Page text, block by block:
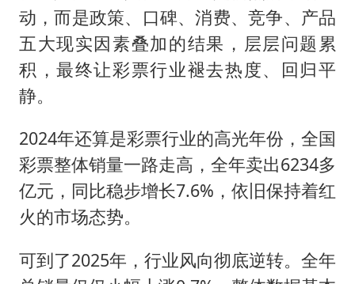
夯实基础开新局
动，而是政策、口碑、消费、竞争、产品
五大现实因素叠加的结果，层层问题累
积，最终让彩票行业褪去热度、回归平
静。
2024年还算是彩票行业的高光年份，全国
彩票整体销量一路走高，全年卖出6234多
亿元，同比稳步增长7.6%，依旧保持着红
火的市场态势。
可到了2025年，行业风向彻底逆转。全年